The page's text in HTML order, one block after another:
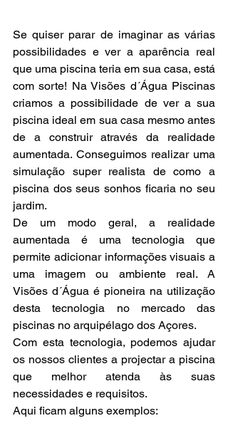
Se quiser parar de imaginar as várias
possibilidades e ver a aparência real
que uma piscina teria em sua casa, está
com sorte! Na Visões d´Água Piscinas
criamos a possibilidade de ver a sua
piscina ideal em sua casa mesmo antes
de a construir através da realidade
aumentada. Conseguimos realizar uma
simulação super realista de como a
piscina dos seus sonhos ficaria no seu
jardim.
De um modo geral, a realidade
aumentada é uma tecnologia que
permite adicionar informações visuais a
uma imagem ou ambiente real. A
Visões d´Água é pioneira na utilização
desta tecnologia no mercado das
piscinas no arquipélago dos Açores.
Com esta tecnologia, podemos ajudar
os nossos clientes a projectar a piscina
que melhor atenda às suas
necessidades e requisitos.
Aqui ficam alguns exemplos: